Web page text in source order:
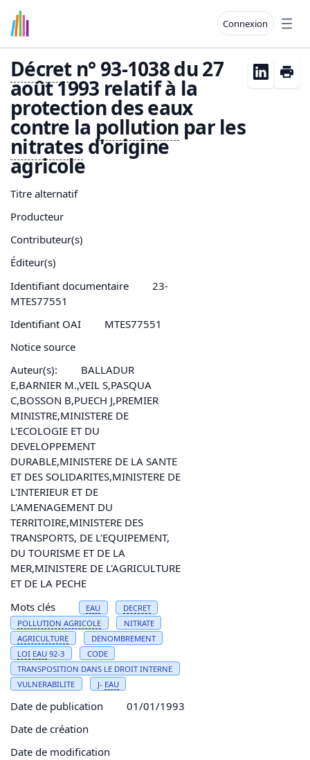
Connexion
Décretn° 93-1038 du 27
août 1993 relatif à la
protection des eaux
contre la pollution par les
nitrates d'origine
agricole
Titre alternatif
Producteur
Contributeur(s)
Éditeur(s)
Identifiant documentaire
23-
MTES77551
Identifiant OAI
MTES77551
Notice source
Auteur(s):
BALLADUR
E,BARNIER M.,VEIL S,PASQUA
C,BOSSON B,PUECH J,PREMIER
MINISTRE,MINISTERE DE
L'ECOLOGIE ET DU
DEVELOPPEMENT
DURABLE,MINISTERE DE LA SANTE
ET DES SOLIDARITES,MINISTERE DE
L'INTERIEUR ET DE
L'AMENAGEMENT DU
TERRITOIRE,MINISTERE DES
TRANSPORTS, DE L'EQUIPEMENT,
DU TOURISME ET DE LA
MER,MINISTERE DE L'AGRICULTURE
ET DE LA PECHE
Mots clés
EAU
DECRET
POLLUTION AGRICOLE
NITRATE
AGRICULTURE
DENOMBREMENT
LOI EAU 92-3
CODE
TRANSPOSITION DANS LE DROIT INTERNE
VULNERABILITE
J- EAU
Date de publication
01/01/1993
Date de création
Date de modification